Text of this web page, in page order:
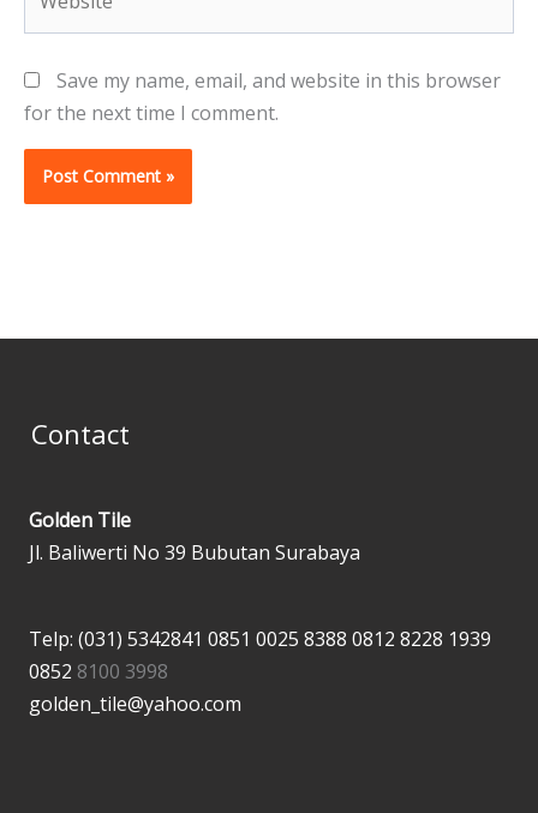
Save my name, email, and website in this browser
for the next time I comment.
Contact
Golden Tile
Jl. Baliwerti No 39 Bubutan Surabaya
Telp: (031) 5342841 0851 0025 8388 0812 8228 1939
0852 8100 3998
golden_tile@yahoo.com